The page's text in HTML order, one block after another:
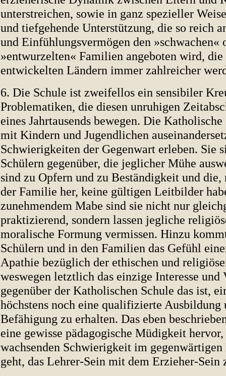
unterstreichen, sowie in ganz spezieller
und tiefgehende Unterstützung, die so reich
und Einfühlungsvermögen den »schwachen«
»entwurzelten« Familien angeboten wird,
entwickelten Ländern immer zahlreicher
6. Die Schule ist zweifellos ein sensibiler
Problematiken, die diesen unruhigen
eines Jahrtausends bewegen. Die
mit Kindern und Jugendlichen
Schwierigkeiten der Gegenwart erleben. Sie
Schülern gegenüber, die jeglicher Mühe
sind zu Opfern und zu Beständigkeit und die,
der Familie her, keine gültigen Leitbilder
zunehmendem Mabe sind sie nicht nur
praktizierend, sondern lassen jegliche
moralische Formung vermissen. Hinzu
Schülern und in den Familien das Gefühl
Apathie bezüglich der ethischen und
weswegen letztlich das einzige Interesse und
gegenüber der Katholischen Schule das ist,
höchstens noch eine qualifizierte Ausbildung
Befähigung zu erhalten. Das eben
eine gewisse pädagogische Müdigkeit
wachsenden Schwierigkeit im
geht, das Lehrer-Sein mit dem Erzieher-Sein